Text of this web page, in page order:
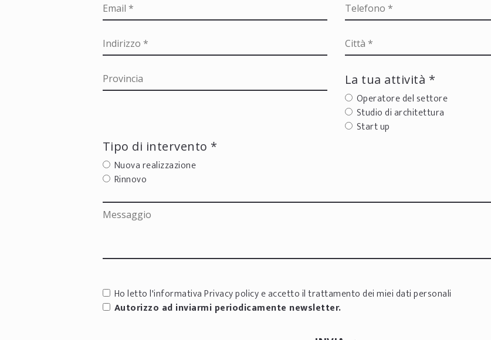
La tua attività *
Operatore del settore
Studio di architettura
Start up
Tipo di intervento *
Nuova realizzazione
Rinnovo
Ho letto l'informativaPrivacy policye accetto il trattamento dei miei dati personali
Autorizzo ad inviarmi periodicamente newsletter.